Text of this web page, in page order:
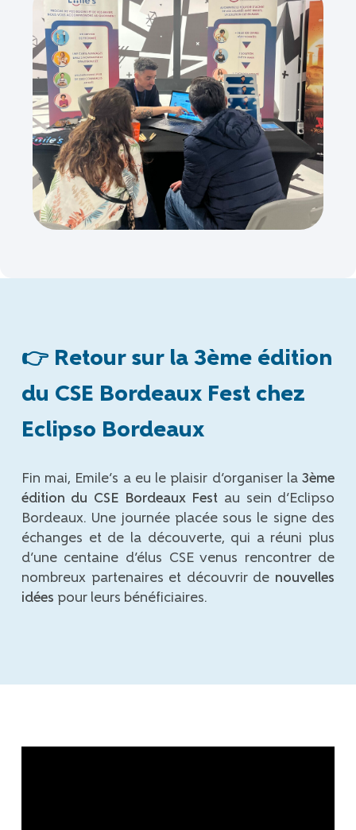
👉 Retour sur la 3ème édition
du CSE Bordeaux Fest chez
Eclipso Bordeaux
Fin mai, Emile’s a eu le plaisir d’organiser la3ème
édition du CSE Bordeaux Fest au sein d’Eclipso
Bordeaux. Une journée placée sous le signe des
échanges et de la découverte, qui a réuni plus
d’une centaine d’élus CSE venus rencontrer de
nombreux partenaires et découvrir de nouvelles
idées pour leurs bénéficiaires.